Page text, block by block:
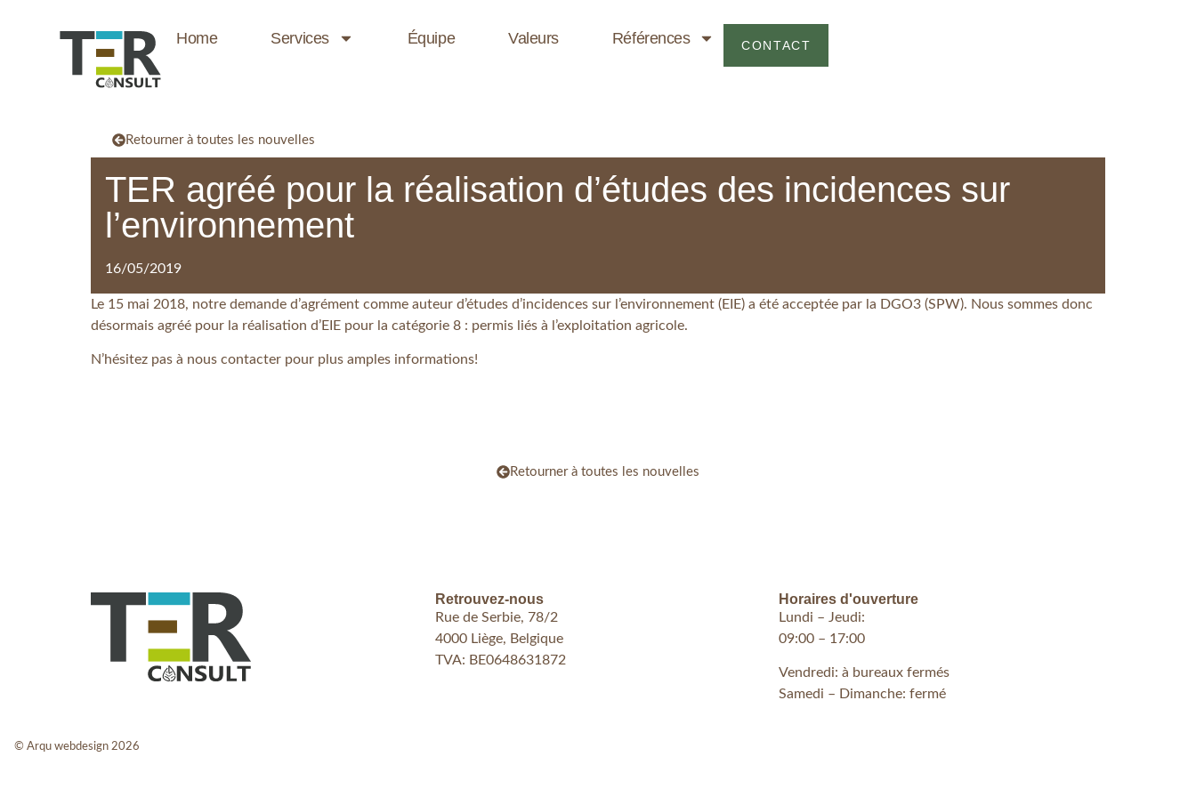
Home Services Équipe Valeurs Références CONTACT
Retourner à toutes les nouvelles
TER agréé pour la réalisation d’études des incidences sur
l’environnement
16/05/2019
Le 15 mai 2018, notre demande d’agrément comme auteur d’études d’incidences sur l’environnement (EIE) a été acceptée par la DGO3 (SPW). Nous sommes donc
désormais agréé pour la réalisation d’EIE pour la catégorie 8 : permis liés à l’exploitation agricole.
N’hésitez pas à nous contacter pour plus amples informations!
Retourner à toutes les nouvelles
Retrouvez-nous
Rue de Serbie, 78/2
4000 Liège, Belgique
TVA: BE0648631872
Horaires d'ouverture
Lundi – Jeudi:
09:00 – 17:00
Vendredi: à bureaux fermés
Samedi – Dimanche: fermé
© Arqu webdesign 2026